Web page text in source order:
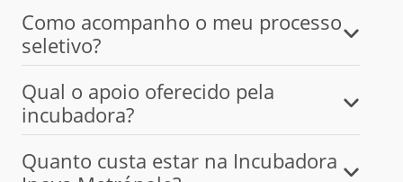
Como acompanho o meu processo
seletivo?
Qual o apoio oferecido pela
incubadora?
Quanto custa estar na Incubadora